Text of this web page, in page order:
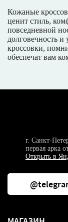
Кожаные
ценит стиль,
повседневной
долговечность
кроссовки,
обеспечат вам
г. Санкт-
первая арка
Открыть в